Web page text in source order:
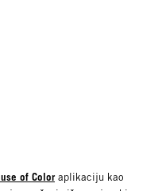
of Color aplikaciju kao